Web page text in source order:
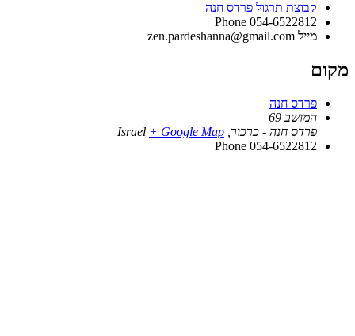
קבוצת תרגול פרדס חנה
Phone 054-6522812
מייל zen.pardeshanna@gmail.com
מקום
פרדס חנה
המושב 69
פרדס חנה - כרכור
Israel + Google Map
Phone 054-6522812